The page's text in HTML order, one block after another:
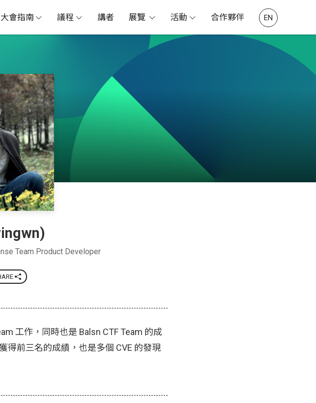
大會指南 議程 講者 展覽 活動 合作夥伴 EN
Team Product Developer
工作，同時也是 Balsn CTF Team 的成
得前三名的成績，也是多個 CVE 的發現